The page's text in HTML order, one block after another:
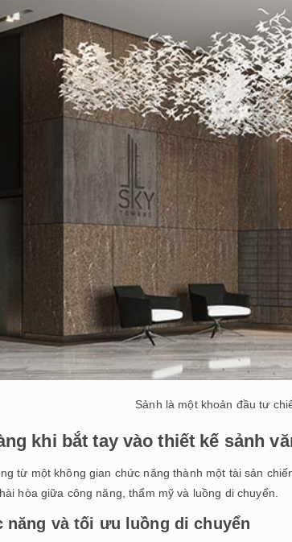
Sảnh là một khoản đầu tư
khi bắt tay vào thiết kế sảnh
từ một không gian chức năng thành một tài sản
hòa giữa công năng, thẩm mỹ và luồng di chuyển.
năng và tối ưu luồng di chuyển